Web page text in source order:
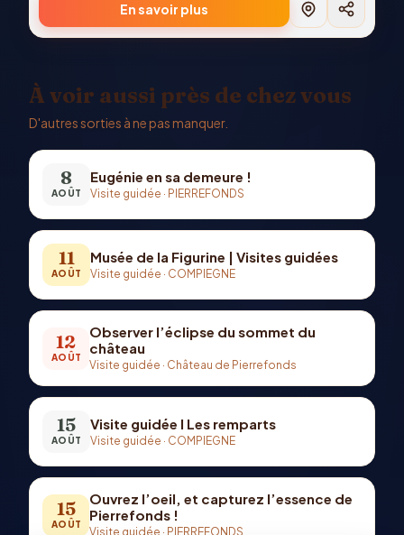
En savoir plus
À voir aussi près de chez vous
D'autres sorties à ne pas manquer.
8
AOÛT
Eugénie en sa demeure !
Visite guidée · PIERREFONDS
11
AOÛT
Musée de la Figurine | Visites guidées
Visite guidée · COMPIEGNE
12
AOÛT
Observer l’éclipse du sommet du
château
Visite guidée · Château de Pierrefonds
15
AOÛT
Visite guidée I Les remparts
Visite guidée · COMPIEGNE
15
AOÛT
Ouvrez l’oeil, et capturez l’essence de
Pierrefonds !
Visite guidée · PIERREFONDS